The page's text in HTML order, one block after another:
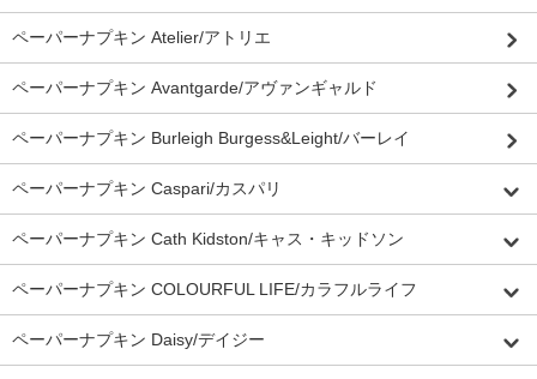
ペーパーナプキン Atelier/アトリエ
ペーパーナプキン Avantgarde/アヴァンギャルド
ペーパーナプキン Burleigh Burgess&Leight/バーレイ
ペーパーナプキン Caspari/カスパリ
ペーパーナプキン Cath Kidston/キャス・キッドソン
ペーパーナプキン COLOURFUL LIFE/カラフルライフ
ペーパーナプキン Daisy/デイジー